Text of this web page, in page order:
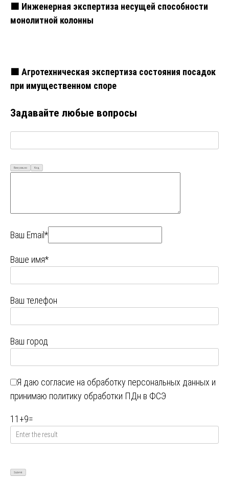
🟧 Инженерная экспертиза несущей способности
монолитной колонны
🟧 Агротехническая экспертиза состояния посадок
при имущественном споре
Задавайте любые вопросы
Визуально Код
Ваш Email*
Ваше имя*
Ваш телефон
Ваш город
Я даю согласие на обработку персональных данных и
принимаю политику обработки ПДн в ФСЭ
11 +9=